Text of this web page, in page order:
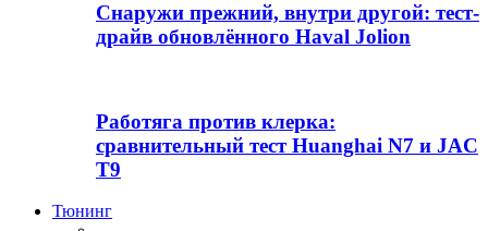
Снаружи прежний, внутри другой: тест-
драйв обновлённого Haval Jolion
Работяга против клерка:
сравнительный тест Huanghai N7 и JAC
T9
Тюнинг